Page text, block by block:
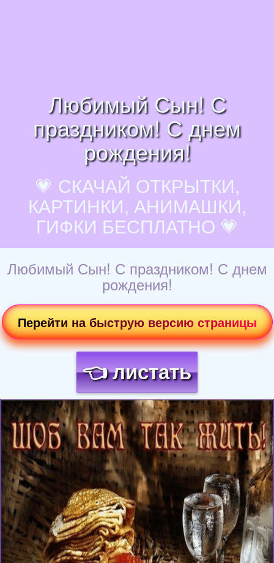
Любимый Сын! С
праздником! С днем
рождения!
💗 СКАЧАЙ ОТКРЫТКИ,
КАРТИНКИ, АНИМАШКИ,
ГИФКИ БЕСПЛАТНО 💗
Любимый Сын! С праздником! С днем
рождения!
Перейти на быструю версию страницы
👈 листать
Загрузка картинки...